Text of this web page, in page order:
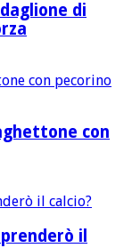
di
con
il